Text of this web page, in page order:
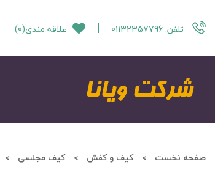
تلفن: علاقه مندی(
0
)
صفحه نخست کیف و کفش کیف مجلسی